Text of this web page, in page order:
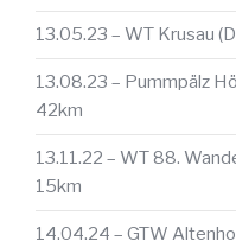
13.05.23 – WT Krusau
13.08.23 – Pummpälz
42km
13.11.22 – WT 88.
15km
14.04.24 – GTW